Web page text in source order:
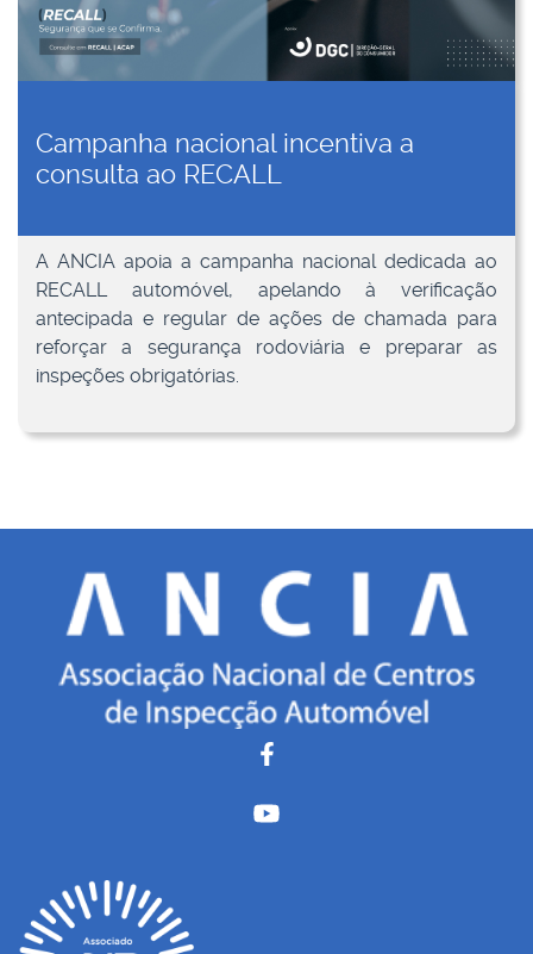
Campanha nacional incentiva a
consulta ao RECALL
A ANCIA apoia a campanha nacional dedicada ao
RECALL automóvel, apelando à verificação
antecipada e regular de ações de chamada para
reforçar a segurança rodoviária e preparar as
inspeções obrigatórias.